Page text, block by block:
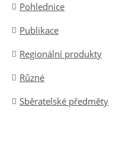
Pohlednice
Publikace
Regionální produkty
Různé
Sběratelské předměty